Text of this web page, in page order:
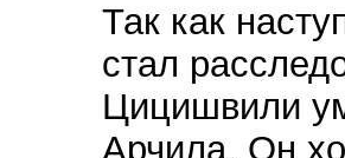
Так как
стал
Цицишвили
Арчила. Он